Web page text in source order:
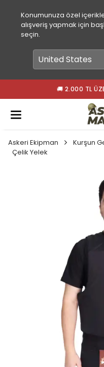
Konumunuza özel
alışveriş yapmak için
seçin.
🚚 2.000 TL
Askeri Ekipman
Kurşun
Çelik Yelek